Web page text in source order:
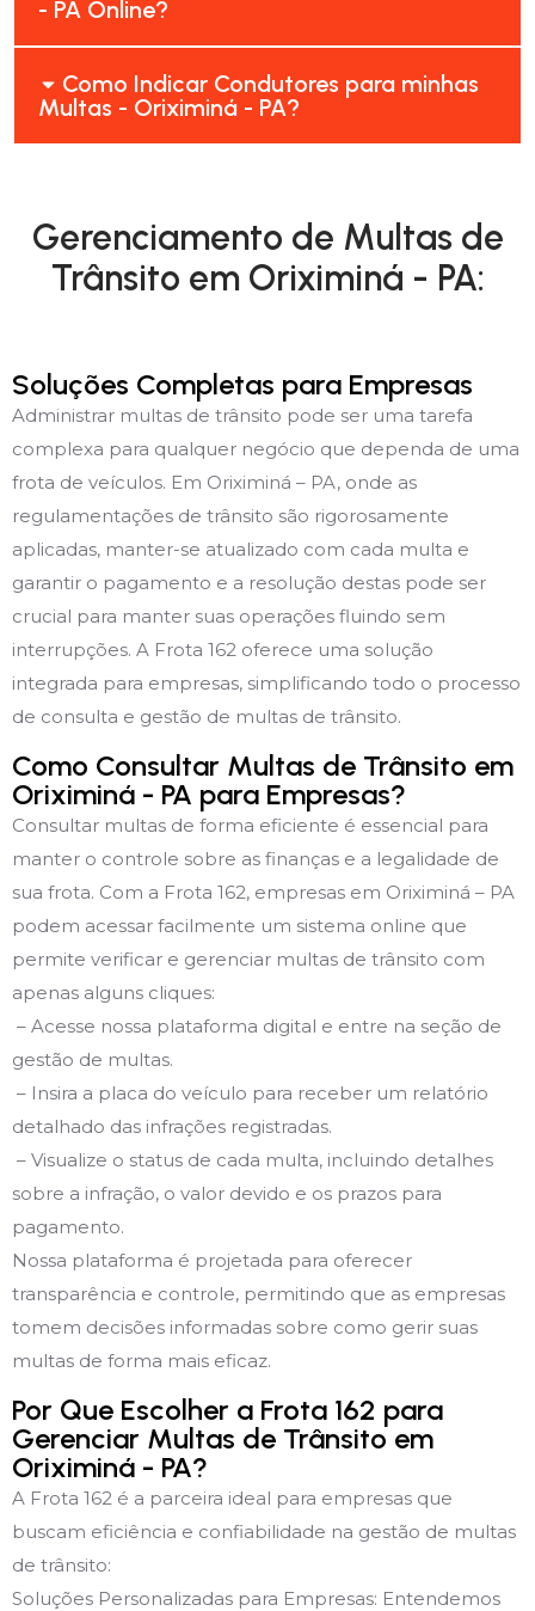
- PA Online?
Como Indicar Condutores para minhas
Multas - Oriximiná - PA?
Gerenciamento de Multas de
Trânsito em Oriximiná - PA:
Soluções Completas para Empresas
Administrar multas de trânsito pode ser uma tarefa
complexa para qualquer negócio que dependa de uma
frota de veículos. Em Oriximiná – PA, onde as
regulamentações de trânsito são rigorosamente
aplicadas, manter-se atualizado com cada multa e
garantir o pagamento e a resolução destas pode ser
crucial para manter suas operações fluindo sem
interrupções. A Frota 162 oferece uma solução
integrada para empresas, simplificando todo o processo
de consulta e gestão de multas de trânsito.
Como Consultar Multas de Trânsito em
Oriximiná - PA para Empresas?
Consultar multas de forma eficiente é essencial para
manter o controle sobre as finanças e a legalidade de
sua frota. Com a Frota 162, empresas em Oriximiná – PA
podem acessar facilmente um sistema online que
permite verificar e gerenciar multas de trânsito com
apenas alguns cliques:
– Acesse nossa plataforma digital e entre na seção de
gestão de multas.
– Insira a placa do veículo para receber um relatório
detalhado das infrações registradas.
– Visualize o status de cada multa, incluindo detalhes
sobre a infração, o valor devido e os prazos para
pagamento.
Nossa plataforma é projetada para oferecer
transparência e controle, permitindo que as empresas
tomem decisões informadas sobre como gerir suas
multas de forma mais eficaz.
Por Que Escolher a Frota 162 para
Gerenciar Multas de Trânsito em
Oriximiná - PA?
A Frota 162 é a parceira ideal para empresas que
buscam eficiência e confiabilidade na gestão de multas
de trânsito:
Soluções Personalizadas para Empresas: Entendemos